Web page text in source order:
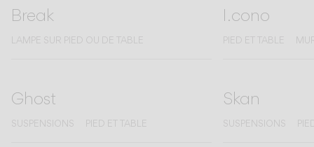
Break
LAMPE SUR PIED OU DE TABLE
I.cono
PIED ET TABLE
Ghost
SUSPENSIONS PIED ET TABLE
Skan
SUSPENSIONS